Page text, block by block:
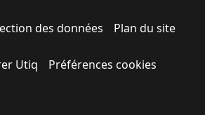
des données Plan du site
Utiq Préférences cookies